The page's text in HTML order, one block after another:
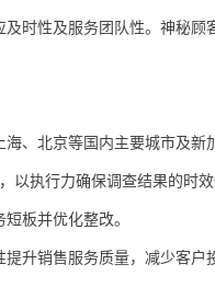
时性及服务团队性。神秘
、北京等国内主要城市及
以执行力确保调查结果的时
板并优化整改。
升销售服务质量，减少客